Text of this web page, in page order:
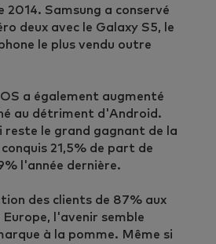
Samsung a conservé
deux avec le Galaxy S5, le
le plus vendu outre
a également augmenté
au détriment d'Android.
reste le grand gagnant de la
21,5% de part de
l'année dernière.
des clients de 87% aux
l'avenir semble
à la pomme. Même si